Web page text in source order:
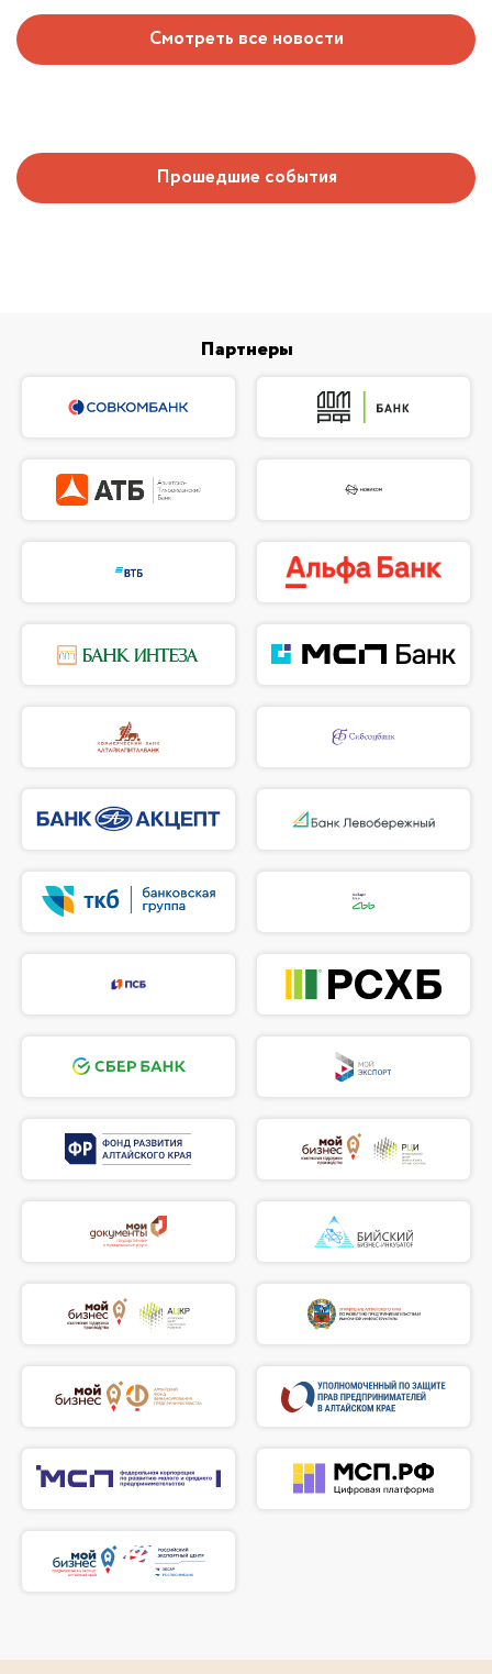
Смотреть все новости
Прошедшие события
Партнеры